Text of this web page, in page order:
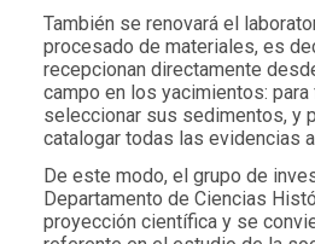
También se renovará el
procesado de materiales, es
recepcionan directamente
campo en los yacimientos: para
seleccionar sus sedimentos, y
catalogar todas las evidencias
De este modo, el grupo de
Departamento de Ciencias
proyección científica y se